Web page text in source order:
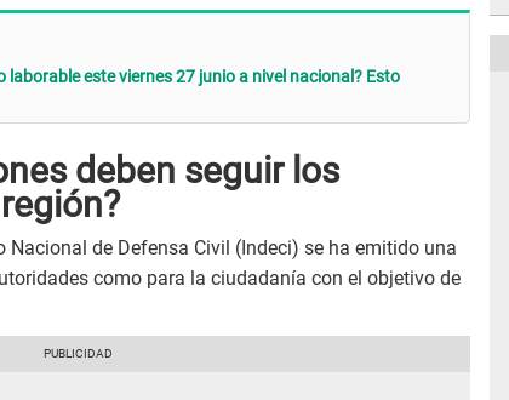
este viernes 27 junio a nivel nacional? Esto
deben seguir los
Nacional de Defensa Civil (Indeci) se ha emitido una
como para la ciudadanía con el objetivo de